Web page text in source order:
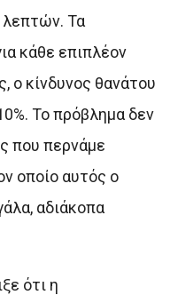
λεπτών. Τα
κάθε επιπλέον
ο κίνδυνος θανάτου
Το πρόβλημα δεν
που περνάμε
οποίο αυτός ο
αδιάκοπα
ότι η